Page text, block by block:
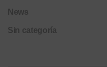
News
Sin categoría